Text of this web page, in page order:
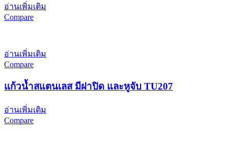
อ่านเพิ่มเติม
Compare
อ่านเพิ่มเติม
Compare
แก้วน้ำสแตนเลส มีฝาปิด และหูจับ TU207
อ่านเพิ่มเติม
Compare